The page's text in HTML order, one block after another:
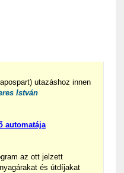
utazáshoz innen
István
automatája
az ott jelzett
és útdíjakat